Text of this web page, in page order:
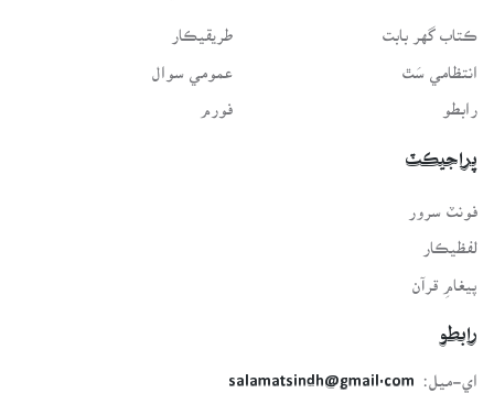
ڪتاب گهر بابت
انتظامي سَٿ
رابطو
طريقيڪار
عمومي سوال
فورم
پراجيڪٽ
لفظيڪار
پيغامِ قرآن
رابطو
اي-ميل:
salamatsindh@gmail.com